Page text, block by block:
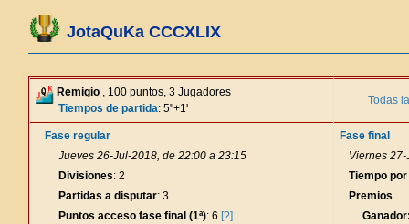
JotaQuKa CCCXLIX
Remigio , 100 puntos, 3 Jugadores
Tiempos de partida: 5"+1'
Todas
Fase regular
Jueves 26-Jul-2018, de 22:00 a 23:15
Divisiones: 2
Partidas a disputar: 3
Puntos acceso fase final (1ª): 6 [?]
Fase final
Viernes
Tiempo
Premios